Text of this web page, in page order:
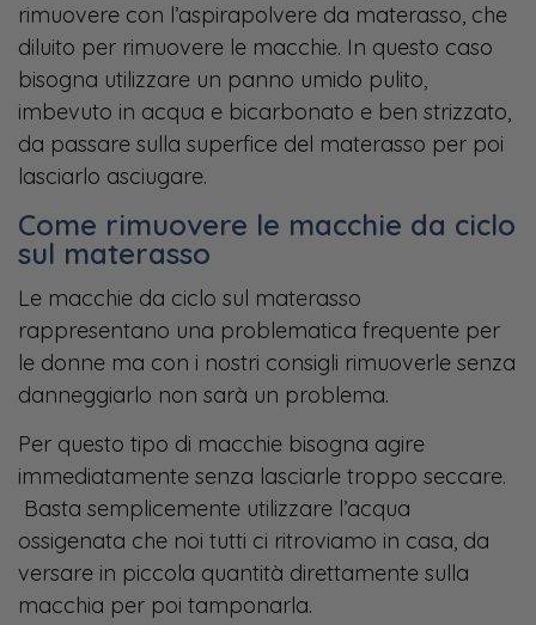
rimuovere con l’aspirapolvere da materasso, che
diluito per rimuovere le macchie. In questo caso
bisogna utilizzare un panno umido pulito,
imbevuto in acqua e bicarbonato e ben strizzato,
da passare sulla superfice del materasso per poi
lasciarlo asciugare.
Come rimuovere le macchie da ciclo
sul materasso
Le macchie da ciclo sul materasso
rappresentano una problematica frequente per
le donne ma con i nostri consigli rimuoverle senza
danneggiarlo non sarà un problema.
Per questo tipo di macchie bisogna agire
immediatamente senza lasciarle troppo seccare.
Basta semplicemente utilizzare l’acqua
ossigenata che noi tutti ci ritroviamo in casa, da
versare in piccola quantità direttamente sulla
macchia per poi tamponarla.